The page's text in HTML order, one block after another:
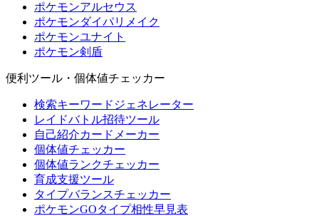
ポケモンアルセウス
ポケモンダイパリメイク
ポケモンユナイト
ポケモン剣盾
便利ツール・個体値チェッカー
検索キーワードジェネレーター
レイドバトル招待ツール
自己紹介カードメーカー
個体値チェッカー
個体値ランクチェッカー
育成支援ツール
タイプバランスチェッカー
ポケモンGOタイプ相性早見表